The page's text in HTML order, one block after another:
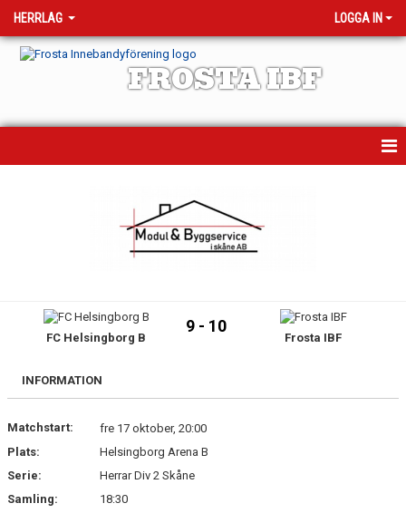
HERRLAG LOGGA IN
FROSTA IBF
TRUPPEN
BILDGALLERI
FC Helsingborg B
9 - 10
Frosta IBF
INFORMATION
Matchstart:
fre 17 oktober, 20:00
Plats:
Helsingborg Arena B
Serie:
Herrar Div 2 Skåne
Samling:
18:30